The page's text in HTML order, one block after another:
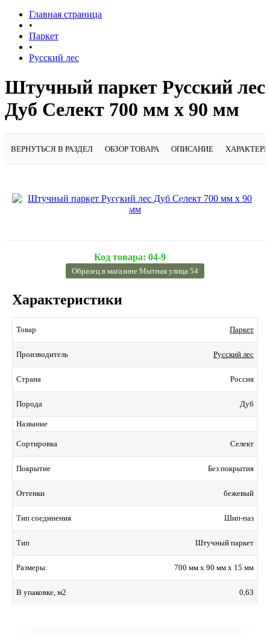
Главная страница
•
Паркет
•
Русский лес
Штучный паркет Русский лес
Дуб Селект 700 мм х 90 мм
ВЕРНУТЬСЯ В РАЗДЕЛ ОБЗОР ТОВАРА ОПИСАНИЕ
Подробнее
Код товара: 04-9
Образец в магазине Мытная улица 54
Характеристики
Товар Паркет
Производитель Русский лес
Страна Россия
Порода Дуб
Название
Сортировка Селект
Покрытие Без покрытия
Оттенки бежевый
Тип соединения Шип-паз
Тип Штучный паркет
Размеры: 700 мм x 90 мм x 15 мм
В упаковке, м2 0,63